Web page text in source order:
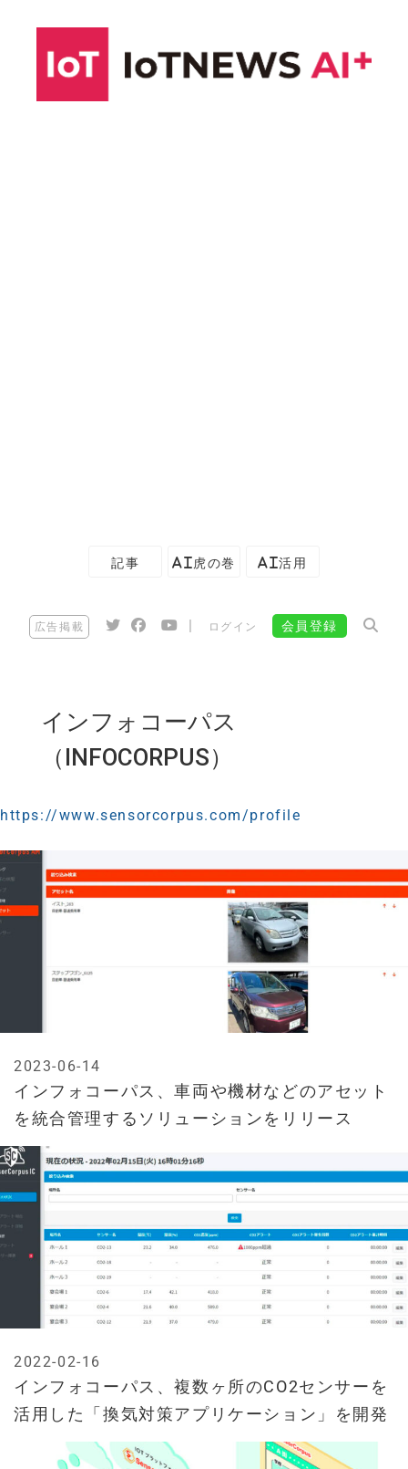
記事 AI虎の巻 AI活用
広告掲載 ログイン 会員登録
インフォコーパス
（INFOCORPUS）
https://www.sensorcorpus.com/profile
インフォコーパス、車両や機材などのアセット
を統合管理するソリューションをリリース
2023-06-14
インフォコーパス、複数ヶ所のCO2センサーを
活用した「換気対策アプリケーション」を開発
2022-02-16